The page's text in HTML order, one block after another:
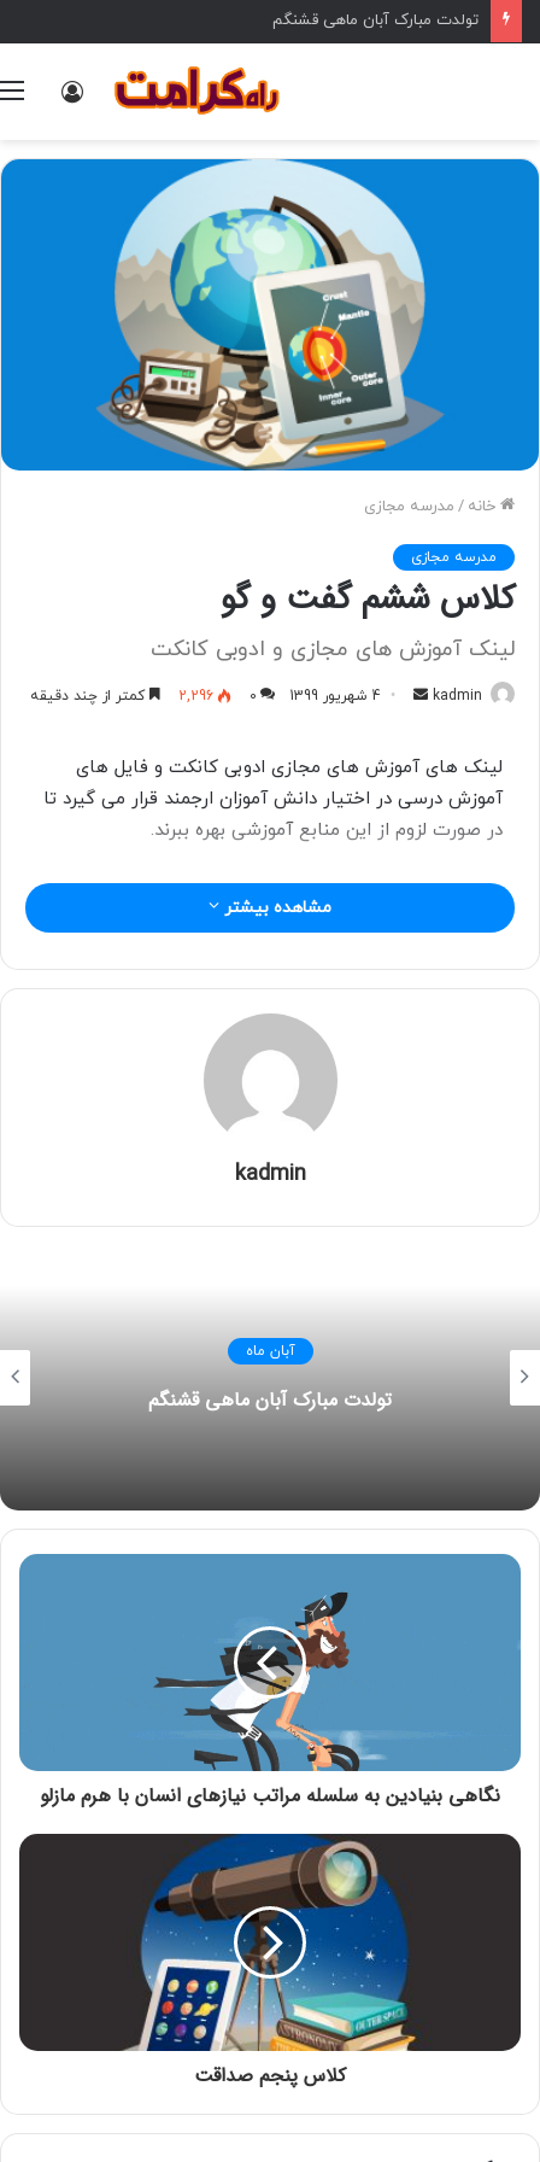
تولدت مبارک آبان ماهی قشنگم
خانه / مدرسه مجازی
مدرسه مجازی
کلاس ششم گفت و گو
لینک آموزش های مجازی و ادوبی کانکت
kadmin
ل
ب
ی
4 شهریور 1399 0
2,296 کمتر از چند دقیقه
لینک های آموزش های مجازی ادوبی کانکت و فایل های
آموزش درسی در اختیار دانش آموزان ارجمند قرار می گیرد تا
در صورت لزوم از این منابع آموزشی بهره ببرند.
مشاهده بیشتر
kadmin
آبان ماه
تولدت مبارک آبان ماهی قشنگم
نگاهی بنیادین به سلسله مراتب نیازهای انسان با هرم مازلو
کلاس پنجم صداقت